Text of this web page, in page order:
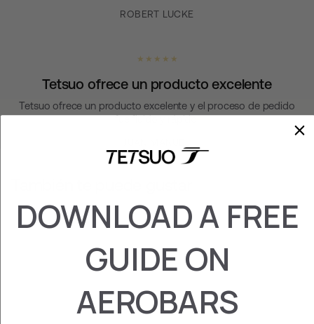
ROBERT LUCKE
★ ★ ★ ★ ★
Tetsuo ofrece un producto excelente
Tetsuo ofrece un producto excelente y el proceso de pedido
fue fluido y rápido.
DOWNLOAD A FREE
GUIDE ON
AEROBARS